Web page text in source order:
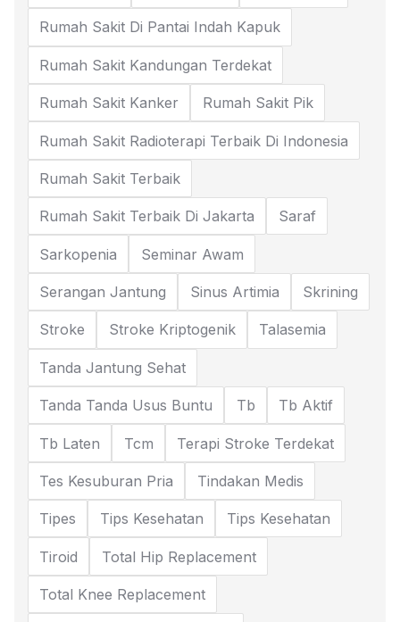
Rumah Sakit Di Pantai Indah Kapuk
Rumah Sakit Kandungan Terdekat
Rumah Sakit Kanker Rumah Sakit Pik
Rumah Sakit Radioterapi Terbaik Di Indonesia
Rumah Sakit Terbaik
Rumah Sakit Terbaik Di Jakarta Saraf
Sarkopenia Seminar Awam
Serangan Jantung Sinus Artimia Skrining
Stroke Stroke Kriptogenik Talasemia
Tanda Jantung Sehat
Tanda Tanda Usus Buntu Tb Tb Aktif
Tb Laten Tcm Terapi Stroke Terdekat
Tes Kesuburan Pria Tindakan Medis
Tipes Tips Kesehatan Tips Kesehatan
Tiroid Total Hip Replacement
Total Knee Replacement